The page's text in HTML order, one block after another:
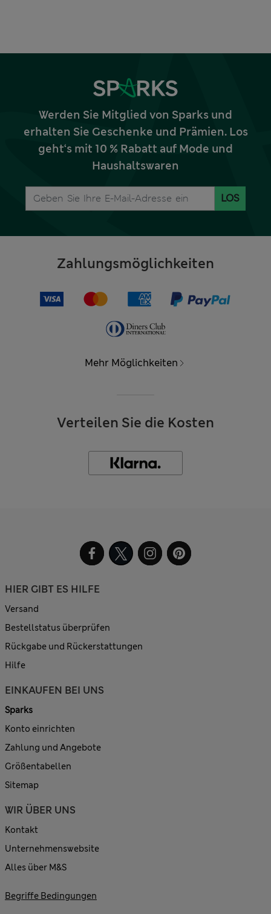
Werden Sie Mitglied von Sparks und
erhalten Sie Geschenke und Prämien. Los
geht‘s mit 10 % Rabatt auf Mode und
Haushaltswaren
LOS
Zahlungsmöglichkeiten
Mehr Möglichkeiten
Verteilen Sie die Kosten
HIER GIBT ES HILFE
Versand
Bestellstatus überprüfen
Rückgabe und Rückerstattungen
Hilfe
EINKAUFEN BEI UNS
Sparks
Konto einrichten
Zahlung und Angebote
Größentabellen
Sitemap
WIR ÜBER UNS
Kontakt
Unternehmenswebsite
Alles über M&S
Begriffe Bedingungen